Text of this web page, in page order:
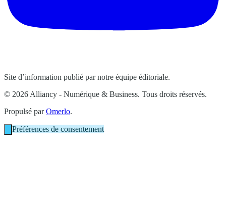
Site d’information publié par notre équipe éditoriale.
© 2026 Alliancy - Numérique & Business. Tous droits réservés.
Propulsé parOmerlo.
Préférences de consentement